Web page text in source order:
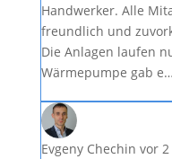
Handwerker. Alle
freundlich und
Die Anlagen laufen
Wärmepumpe gab e…
Evgeny Chechin vor